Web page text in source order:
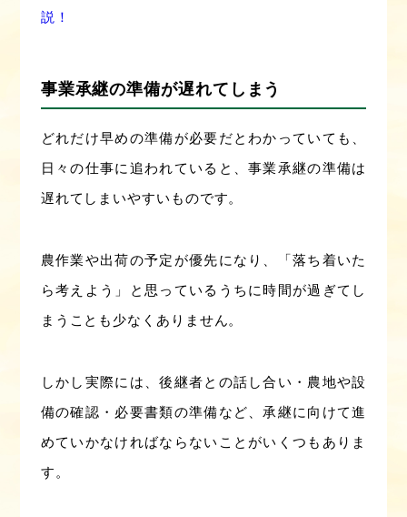
説！
事業承継の準備が遅れてしまう
どれだけ早めの準備が必要だとわかっていても、
日々の仕事に追われていると、事業承継の準備は
遅れてしまいやすいものです。
農作業や出荷の予定が優先になり、「落ち着いた
ら考えよう」と思っているうちに時間が過ぎてし
まうことも少なくありません。
しかし実際には、後継者との話し合い・農地や設
備の確認・必要書類の準備など、承継に向けて進
めていかなければならないことがいくつもありま
す。